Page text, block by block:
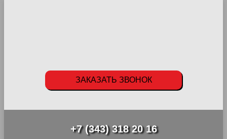
+7 (343) 318 20 16
ЗАКАЗАТЬ ЗВОНОК